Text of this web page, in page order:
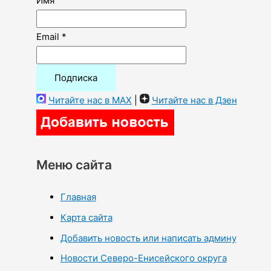
Email *
Читайте нас в MAX Читайте нас в Дзен
Меню сайта
Главная
Карта сайта
Добавить новость или написать админу
Новости Северо-Енисейского округа